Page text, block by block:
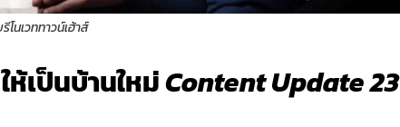
โนเวททาวน์เฮ้าส์
ห้เป็นบ้านใหม่Content Update 23